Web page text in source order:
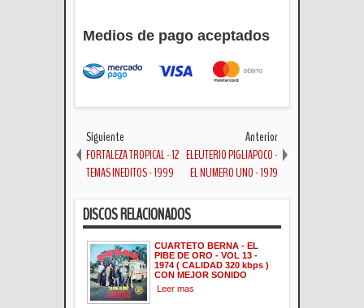
Medios de pago aceptados
Siguiente
FORTALEZA TROPICAL - 12
TEMAS INEDITOS - 1999
Anterior
ELEUTERIO PIGLIAPOCO -
EL NUMERO UNO - 1979
DISCOS RELACIONADOS
CUARTETO BERNA - EL
PIBE DE ORO - VOL 13 -
1974 ( CALIDAD 320 kbps )
CON MEJOR SONIDO
Leer mas